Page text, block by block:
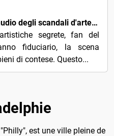
Arte e polemiche: un tour audio degli scandali d'arte più famosi di Filadelfia
segrete, fan del
fiduciario, la scena
di contese. Questo...
est une ville pleine de